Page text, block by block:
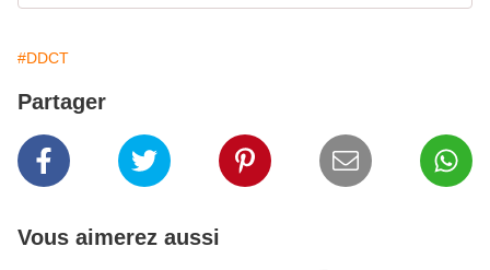
#DDCT
Partager
Vous aimerez aussi